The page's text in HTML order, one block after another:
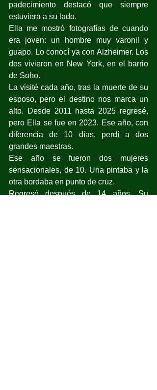
padecimiento destacó que siempre
estuviera a su lado.
Ella me mostró fotografías de cuando
era joven: un hombre muy varonil y
guapo. Lo conocí ya con Alzheimer. Los
dos vivieron en New York, en el barrio
de Soho.
La visité cada año, tras la muerte de su
esposo, pero el destino nos marca un
alto. Desde 2011 hasta 2025 regresé,
pero Ella se fue en 2023. Ese año, con
diferencia de 10 días, perdí a dos
grandes maestras.
Ese año se fueron dos mujeres
sensacionales, de 10. Una pintaba y la
otra bordaba en punto de cruz.
Regresé después de 14 años. Su